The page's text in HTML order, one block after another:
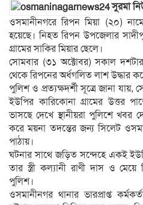
সুরমা
ওসমানীনগরে রিপন মিয়া (২০)
হয়েছে। নিহত রিপন উপজেলার
গ্রামের সাকির মিয়ার ছেলে।
সোমবার (৩১ অক্টোবর) সকাল
থেকে রিপনের অর্ধগলিত লাশ উদ্ধার
পুলিশ ও প্রত্যক্ষদর্শী সূত্রে জানা
ইউপির কারিকোনা গ্রামের উত্তর
ভাসছে দেখে স্থানীয়রা পুলিশে খবর
করে ময়না তদন্তের জন্য সিলেট
পাঠায়।
ঘটনার সাথে জড়িত সন্দেহে একই
তার স্ত্রী কল্যানী রাণী দাস ও
পুলিশ।
ওসমানীনগর থানার ভারপ্রাপ্ত